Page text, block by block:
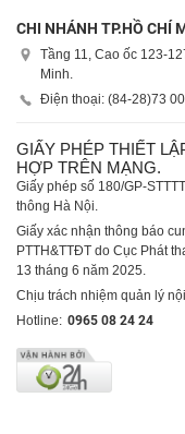
CHI NHÁNH TP.HỒ CHÍ
Tầng 11, Cao ốc 123-
Minh.
Điện thoại: (84-28)73
GIẤY PHÉP THIẾT
HỢP TRÊN MẠNG.
Giấy phép số 180/GP-
thông Hà Nội.
Giấy xác nhận thông báo
PTTH&TTĐT do Cục Phát
13 tháng 6 năm 2025.
Chịu trách nhiệm quản lý
Hotline: 0965 08 24 24